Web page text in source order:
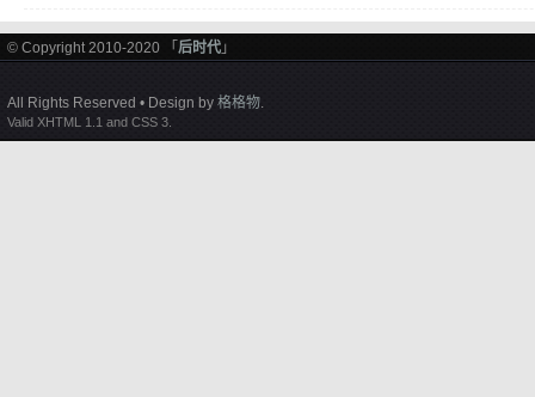
© Copyright 2010-2020 「 后时代 」
All Rights Reserved • Design by 格格物.
Valid XHTML 1.1 and CSS 3.